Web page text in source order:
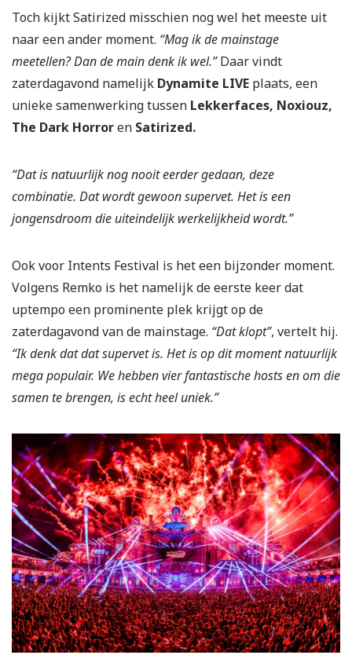
Toch kijkt Satirized misschien nog wel het meeste uit
naar een ander moment. “Mag ik de mainstage
meetellen? Dan de main denk ik wel.”Daar vindt
zaterdagavond namelijk Dynamite LIVE plaats, een
unieke samenwerking tussen Lekkerfaces, Noxiouz,
The Dark Horroren Satirized.
“Dat is natuurlijk nog nooit eerder gedaan, deze
combinatie. Dat wordt gewoon supervet. Het is een
jongensdroom die uiteindelijk werkelijkheid wordt.”
Ook voor Intents Festival is het een bijzonder moment.
Volgens Remko is het namelijk de eerste keer dat
uptempo een prominente plek krijgt op de
zaterdagavond van de mainstage. “Dat klopt”, vertelt hij.
“Ik denk dat dat supervet is. Het is op dit moment natuurlijk
mega populair. We hebben vier fantastische hosts en om die
samen te brengen, is echt heel uniek.”